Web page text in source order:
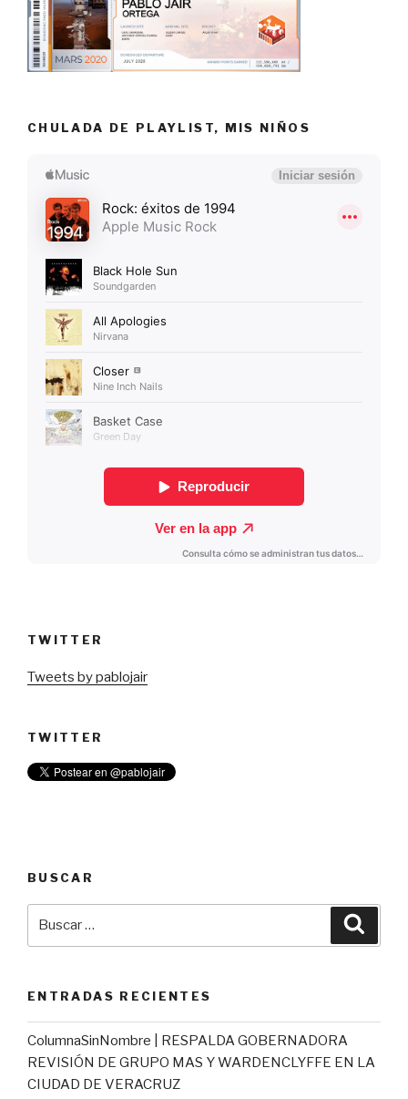
CHULADA DE PLAYLIST, MIS NIÑOS
TWITTER
Tweets by pablojair
TWITTER
BUSCAR
ENTRADAS RECIENTES
ColumnaSinNombre | RESPALDA GOBERNADORA
REVISIÓN DE GRUPO MAS Y WARDENCLYFFE EN LA
CIUDAD DE VERACRUZ